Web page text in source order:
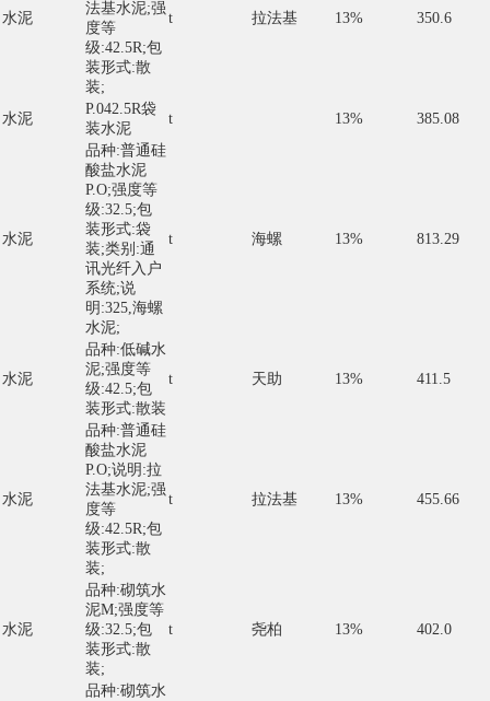
水泥
法基水泥;强
度等
级:42.5R;包
装形式:散
装;
t 拉法基 13% 350.6
水泥
P.042.5R袋
装水泥
t 13% 385.08
水泥
品种:普通硅
酸盐水泥
P.O;强度等
级:32.5;包
装形式:袋
装;类别:通
讯光纤入户
系统;说
明:325,海螺
水泥;
t 海螺 13% 813.29
水泥
品种:低碱水
泥;强度等
级:42.5;包
装形式:散装
t 天助 13% 411.5
水泥
品种:普通硅
酸盐水泥
P.O;说明:拉
法基水泥;强
度等
级:42.5R;包
装形式:散
装;
t 拉法基 13% 455.66
水泥
品种:砌筑水
泥M;强度等
级:32.5;包
装形式:散
装;
t 尧柏 13% 402.0
品种:砌筑水